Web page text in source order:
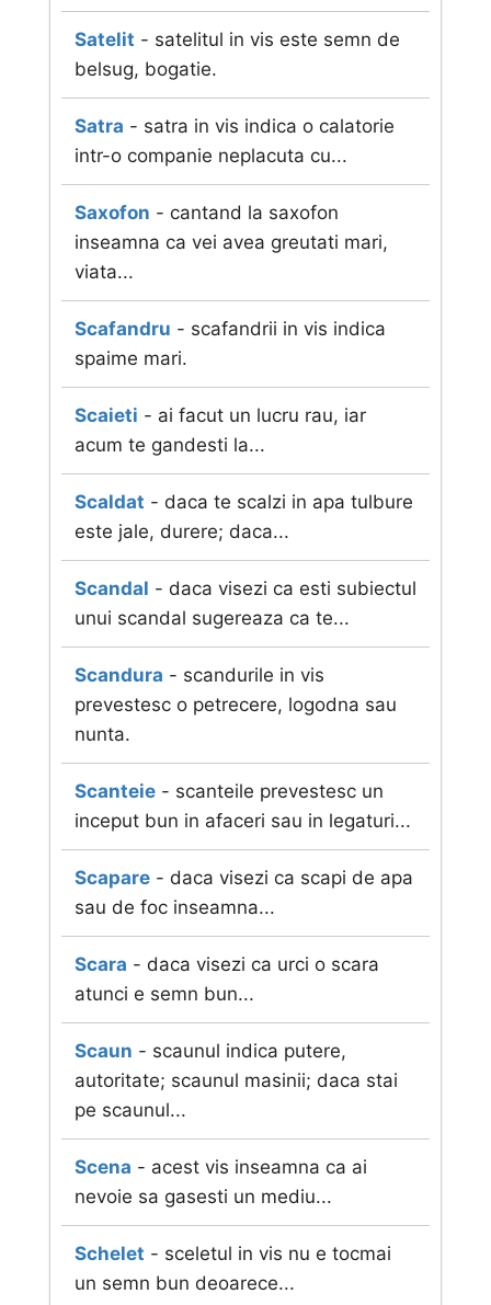
Satelit - satelitul in vis este semn de
belsug, bogatie.
Satra - satra in vis indica o calatorie
intr-o companie neplacuta cu...
Saxofon - cantand la saxofon
inseamna ca vei avea greutati mari,
viata...
Scafandru - scafandrii in vis indica
spaime mari.
Scaieti - ai facut un lucru rau, iar
acum te gandesti la...
Scaldat - daca te scalzi in apa tulbure
este jale, durere; daca...
Scandal - daca visezi ca esti subiectul
unui scandal sugereaza ca te...
Scandura - scandurile in vis
prevestesc o petrecere, logodna sau
nunta.
Scanteie - scanteile prevestesc un
inceput bun in afaceri sau in legaturi...
Scapare - daca visezi ca scapi de apa
sau de foc inseamna...
Scara - daca visezi ca urci o scara
atunci e semn bun...
Scaun - scaunul indica putere,
autoritate; scaunul masinii; daca stai
pe scaunul...
Scena - acest vis inseamna ca ai
nevoie sa gasesti un mediu...
Schelet - sceletul in vis nu e tocmai
un semn bun deoarece...